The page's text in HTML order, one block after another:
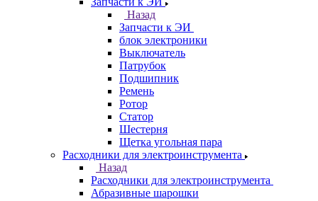
Назад
Запчасти к ЭИ
блок электроники
Выключатель
Патрубок
Подшипник
Ремень
Ротор
Статор
Шестерня
Щетка угольная пара
Расходники для электроинструмента
Назад
Расходники для электроинструмента
Абразивные шарошки